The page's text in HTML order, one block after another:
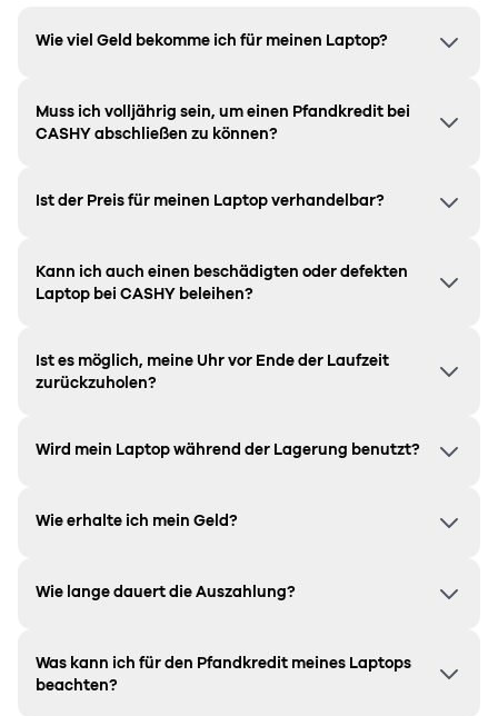
Wie viel Geld bekomme ich für meinen Laptop?
Muss ich volljährig sein, um einen Pfandkredit bei
CASHY abschließen zu können?
Ist der Preis für meinen Laptop verhandelbar?
Kann ich auch einen beschädigten oder defekten
Laptop bei CASHY beleihen?
Ist es möglich, meine Uhr vor Ende der Laufzeit
zurückzuholen?
Wird mein Laptop während der Lagerung benutzt?
Wie erhalte ich mein Geld?
Wie lange dauert die Auszahlung?
Was kann ich für den Pfandkredit meines Laptops
beachten?